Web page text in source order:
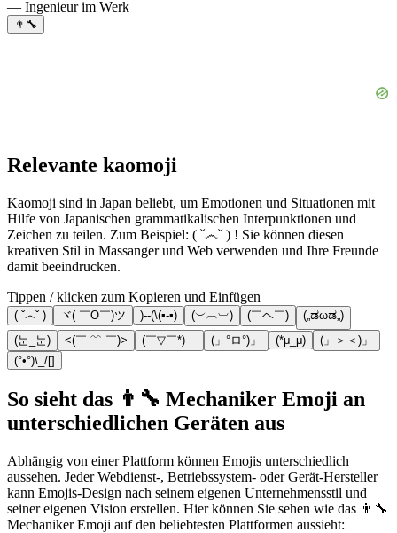
— Ingenieur im Werk
👨‍🔧
Relevante kaomoji
Kaomoji sind in Japan beliebt, um Emotionen und Situationen mit
Hilfe von Japanischen grammatikalischen Interpunktionen und
Zeichen zu teilen. Zum Beispiel: ( ˇ෴ˇ ) ! Sie können diesen
kreativen Stil in Massanger und Web verwenden und Ihre Freunde
damit beeindrucken.
Tippen / klicken zum Kopieren und Einfügen
( ˇ෴ˇ ) ヾ( ￣O￣)ツ )--(\(▪-▪) (︶︹︺) (￣ヘ￣)
(„ಡωಡ„)
(눈_눈)
<(￣ ﹌ ￣)> (￣▽￣*)ゞ (」°ロ°)」 (*μ_μ)
(」＞＜)」
(°•°)\_/[]
So sieht das 👨‍🔧 Mechaniker Emoji an
unterschiedlichen Geräten aus
Abhängig von einer Plattform können Emojis unterschiedlich
aussehen. Jeder Webdienst-, Betriebssystem- oder Gerät-Hersteller
kann Emojis-Design nach seinem eigenen Unternehmensstil und
seiner eigenen Vision erstellen. Hier können Sie sehen wie das 👨‍🔧
Mechaniker Emoji auf den beliebtesten Plattformen aussieht: